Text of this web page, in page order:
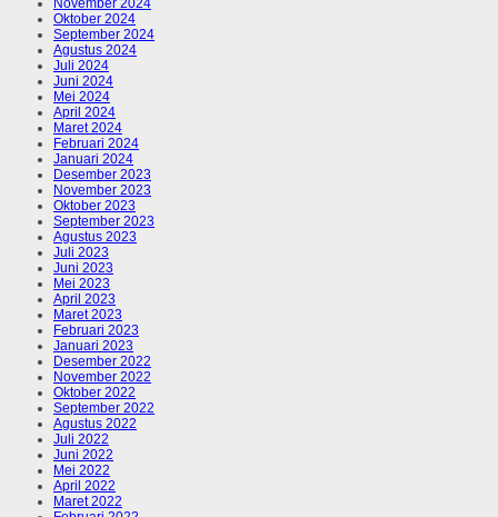
November 2024
Oktober 2024
September 2024
Agustus 2024
Juli 2024
Juni 2024
Mei 2024
April 2024
Maret 2024
Februari 2024
Januari 2024
Desember 2023
November 2023
Oktober 2023
September 2023
Agustus 2023
Juli 2023
Juni 2023
Mei 2023
April 2023
Maret 2023
Februari 2023
Januari 2023
Desember 2022
November 2022
Oktober 2022
September 2022
Agustus 2022
Juli 2022
Juni 2022
Mei 2022
April 2022
Maret 2022